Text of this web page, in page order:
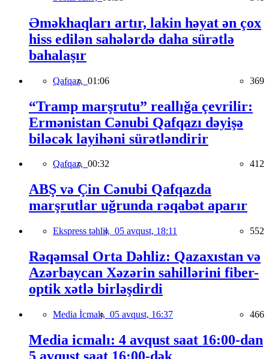
Əməkhaqları artır, lakin həyat ən çox
hiss edilən sahələrdə daha sürətlə
bahalaşır
Qafqaz, 01:06 369
“Tramp marşrutu” reallığa çevrilir:
Ermənistan Cənubi Qafqazı dəyişə
biləcək layihəni sürətləndirir
Qafqaz, 00:32 412
ABŞ və Çin Cənubi Qafqazda
marşrutlar uğrunda rəqabət aparır
Ekspress təhlil, 05 avqust, 18:11 552
Rəqəmsal Orta Dəhliz: Qazaxıstan və
Azərbaycan Xəzərin sahillərini fiber-
optik xətlə birləşdirdi
Media İcmalı, 05 avqust, 16:37 466
Media icmalı: 4 avqust saat 16:00-dan